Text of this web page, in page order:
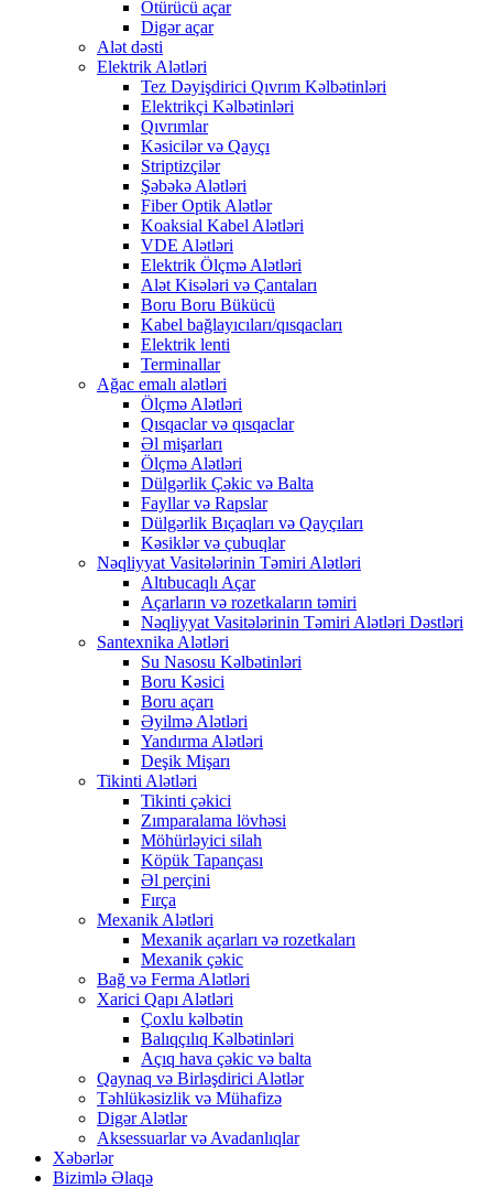
Ötürücü açar
Digər açar
Alət dəsti
Elektrik Alətləri
Tez Dəyişdirici Qıvrım Kəlbətinləri
Elektrikçi Kəlbətinləri
Qıvrımlar
Kəsicilər və Qayçı
Striptizçilər
Şəbəkə Alətləri
Fiber Optik Alətlər
Koaksial Kabel Alətləri
VDE Alətləri
Elektrik Ölçmə Alətləri
Alət Kisələri və Çantaları
Boru Boru Bükücü
Kabel bağlayıcıları/qısqacları
Elektrik lenti
Terminallar
Ağac emalı alətləri
Ölçmə Alətləri
Qısqaclar və qısqaclar
Əl mişarları
Ölçmə Alətləri
Dülgərlik Çəkic və Balta
Fayllar və Rapslar
Dülgərlik Bıçaqları və Qayçıları
Kəsiklər və çubuqlar
Nəqliyyat Vasitələrinin Təmiri Alətləri
Altıbucaqlı Açar
Açarların və rozetkaların təmiri
Nəqliyyat Vasitələrinin Təmiri Alətləri Dəstləri
Santexnika Alətləri
Su Nasosu Kəlbətinləri
Boru Kəsici
Boru açarı
Əyilmə Alətləri
Yandırma Alətləri
Deşik Mişarı
Tikinti Alətləri
Tikinti çəkici
Zımparalama lövhəsi
Möhürləyici silah
Köpük Tapançası
Əl perçini
Fırça
Mexanik Alətləri
Mexanik açarları və rozetkaları
Mexanik çəkic
Bağ və Ferma Alətləri
Xarici Qapı Alətləri
Çoxlu kəlbətin
Balıqçılıq Kəlbətinləri
Açıq hava çəkic və balta
Qaynaq və Birləşdirici Alətlər
Təhlükəsizlik və Mühafizə
Digər Alətlər
Aksessuarlar və Avadanlıqlar
Xəbərlər
Bizimlə Əlaqə